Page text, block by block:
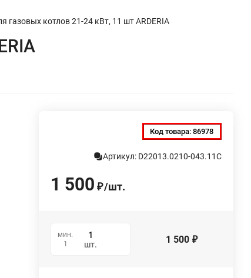
газовых котлов 21-24 кВт, 11 шт ARDERIA
Код товара:86978
Артикул: D22013.0210-043.11C
1 500 ₽/шт.
мин.
1
шт. 1 500 ₽